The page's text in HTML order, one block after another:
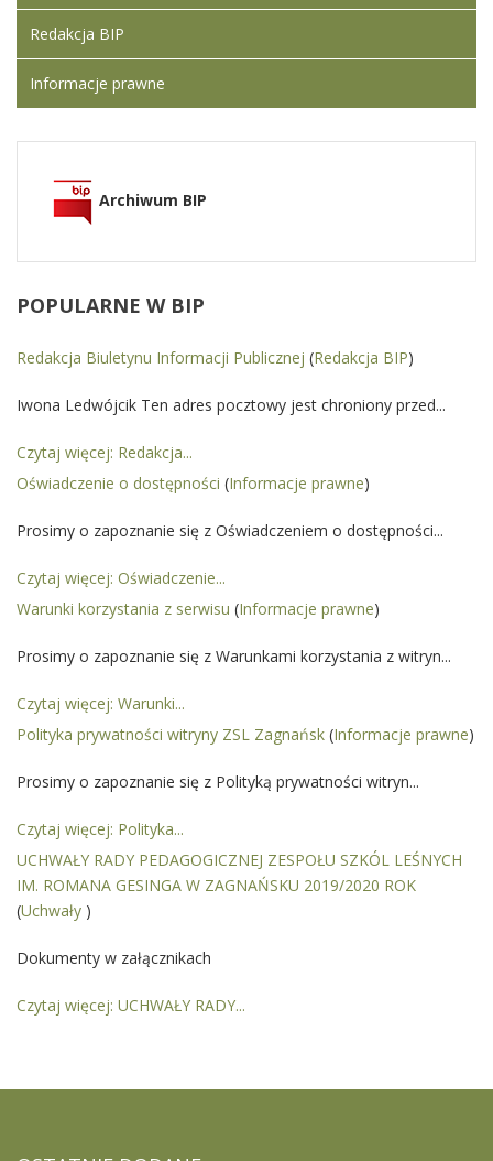
Redakcja BIP
Informacje prawne
Archiwum BIP
POPULARNE W BIP
Redakcja Biuletynu Informacji Publicznej (Redakcja BIP)
Iwona Ledwójcik Ten adres pocztowy jest chroniony przed...
Czytaj więcej: Redakcja...
Oświadczenie o dostępności (Informacje prawne)
Prosimy o zapoznanie się z Oświadczeniem o dostępności...
Czytaj więcej: Oświadczenie...
Warunki korzystania z serwisu (Informacje prawne)
Prosimy o zapoznanie się z Warunkami korzystania z witryn...
Czytaj więcej: Warunki...
Polityka prywatności witryny ZSL Zagnańsk (Informacje prawne)
Prosimy o zapoznanie się z Polityką prywatności witryn...
Czytaj więcej: Polityka...
UCHWAŁY RADY PEDAGOGICZNEJ ZESPOŁU SZKÓL LEŚNYCH
IM. ROMANA GESINGA W ZAGNAŃSKU 2019/2020 ROK
(Uchwały )
Dokumenty w załącznikach
Czytaj więcej: UCHWAŁY RADY...